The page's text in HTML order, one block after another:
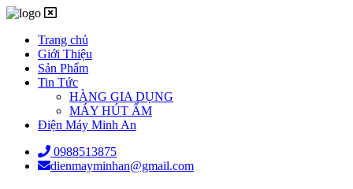
Trang chủ
Giới Thiệu
Sản Phẩm
Tin Tức
HÀNG GIA DỤNG
MÁY HÚT ẨM
Điện Máy Minh An
0988513875
dienmayminhan@gmail.com